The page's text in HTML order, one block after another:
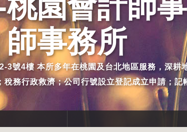
園會計師
師事務所
本所多年在桃園及台北地區服務，深耕地
務行政救濟；公司行號設立登記成立申請；